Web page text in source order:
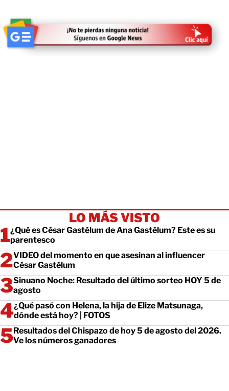
LO MÁS VISTO
¿Qué es César Gastélum de Ana Gastélum? Este es su
parentesco
VIDEO del momento en que asesinan al influencer
César Gastélum
Sinuano Noche: Resultado del último sorteo HOY 5 de
agosto
¿Qué pasó con Helena, la hija de Elize Matsunaga,
dónde está hoy? | FOTOS
Resultados del Chispazo de hoy 5 de agosto del 2026.
Ve los números ganadores